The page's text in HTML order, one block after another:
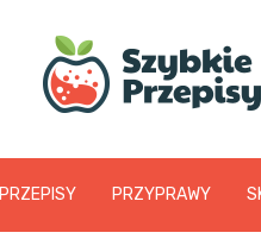
PRZEPISY PRZYPRAWY